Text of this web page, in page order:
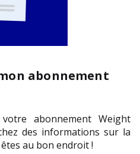
abonnement
abonnement Weight
des informations sur la
au bon endroit !